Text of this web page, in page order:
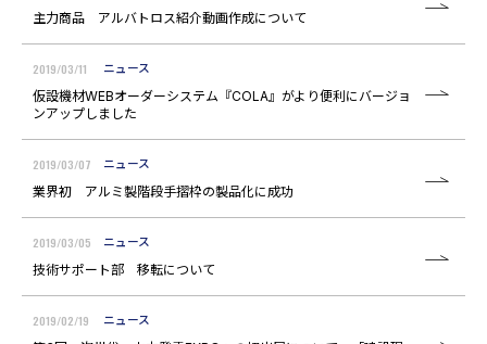
主力商品 アルバトロス紹介動画作成について
2019/03/11 ニュース
仮設機材WEBオーダーシステム『COLA』がより便利にバージョ
ンアップしました
2019/03/07 ニュース
業界初 アルミ製階段手摺枠の製品化に成功
2019/03/05 ニュース
技術サポート部 移転について
2019/02/19 ニュース